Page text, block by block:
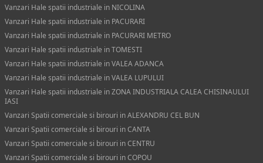
Vanzari Hale spatii industriale in NICOLINA
Vanzari Hale spatii industriale in PACURARI
Vanzari Hale spatii industriale in PACURARI METRO
Vanzari Hale spatii industriale in TOMESTI
Vanzari Hale spatii industriale in VALEA ADANCA
Vanzari Hale spatii industriale in VALEA LUPULUI
Vanzari Hale spatii industriale in ZONA INDUSTRIALA CALEA CHISINAULUI
IASI
Vanzari Spatii comerciale si birouri in ALEXANDRU CEL BUN
Vanzari Spatii comerciale si birouri in CANTA
Vanzari Spatii comerciale si birouri in CENTRU
Vanzari Spatii comerciale si birouri in COPOU